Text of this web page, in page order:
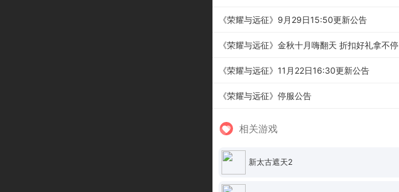
《荣耀与远征》9月29日15:50更新公告
《荣耀与远征》金秋十月嗨翻天 折扣好礼拿不停
《荣耀与远征》11月22日16:30更新公告
《荣耀与远征》停服公告
相关游戏
新太古遮天2